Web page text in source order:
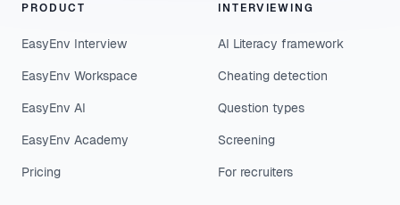
PRODUCT
EasyEnv Interview
EasyEnv Workspace
EasyEnv AI
EasyEnv Academy
Pricing
INTERVIEWING
AI Literacy framework
Cheating detection
Question types
Screening
For recruiters